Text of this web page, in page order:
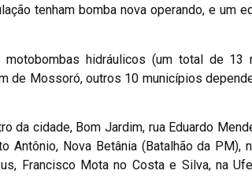
tenham bomba nova operando, e um
hidráulicos (um total de 13
de Mossoró, outros 10 municípios
da cidade, Bom Jardim, rua Eduardo
Antônio, Nova Betânia (Batalhão da PM),
Francisco Mota no Costa e Silva, na